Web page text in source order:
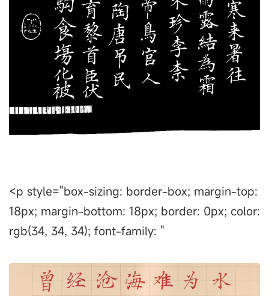
<p style="box-sizing: border-box; margin-top:
18px; margin-bottom: 18px; border: 0px; color:
rgb(34, 34, 34); font-family: "